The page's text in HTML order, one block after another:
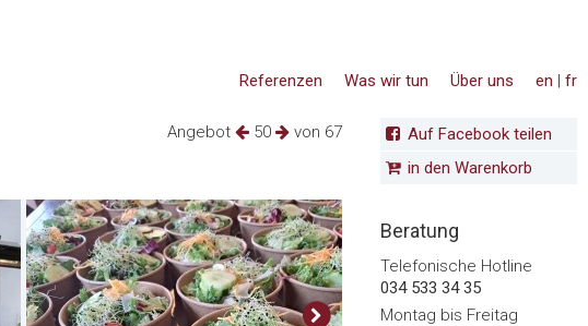
en | fr
Über uns
Was wir tun
Referenzen
Angebot 50 von 67
Auf Facebook teilen
in den Warenkorb
Beratung
Telefonische Hotline
034 533 34 35
Montag bis Freitag